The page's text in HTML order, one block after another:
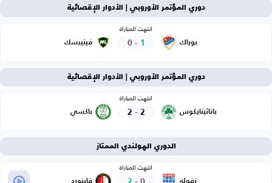
دوري المؤتمر الأوروبي | الأدوار الإقصائية
بوراك
انتهت المباراة
1
-
0 فيتيبسك
دوري المؤتمر الأوروبي | الأدوار الإقصائية
باناثينايكوس
انتهت المباراة
2
-
2 باكسي
الدوري الهولندي الممتاز
زفوله
انتهت المباراة
فاينورد